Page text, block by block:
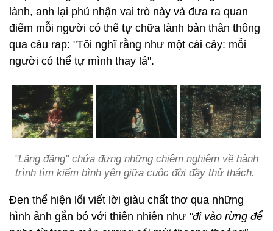
lành, anh lại phủ nhận vai trò này và đưa ra quan
điểm mỗi người có thể tự chữa lành bản thân thông
qua câu rap: "Tôi nghĩ rằng như một cái cây: mỗi
người có thể tự mình thay lá".
"Lãng đãng" chứa đựng những chiêm nghiệm về hành
trình tìm kiếm bình yên giữa cuộc đời đầy thử thách.
Đen thể hiện lối viết lời giàu chất thơ qua những
hình ảnh gắn bó với thiên nhiên như "đi vào rừng để